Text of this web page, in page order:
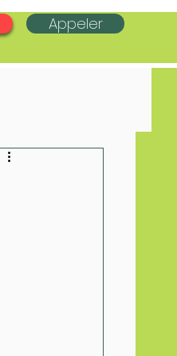
Appeler